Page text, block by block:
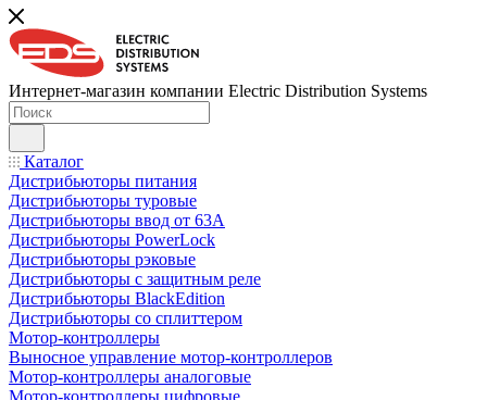
Интернет-магазин компании Electric Distribution Systems
Каталог
Дистрибьюторы питания
Дистрибьюторы туровые
Дистрибьюторы ввод от 63A
Дистрибьюторы PowerLock
Дистрибьюторы рэковые
Дистрибьюторы с защитным реле
Дистрибьюторы BlackEdition
Дистрибьюторы со сплиттером
Мотор-контроллеры
Выносное управление мотор-контроллеров
Мотор-контроллеры аналоговые
Мотор-контроллеры цифровые